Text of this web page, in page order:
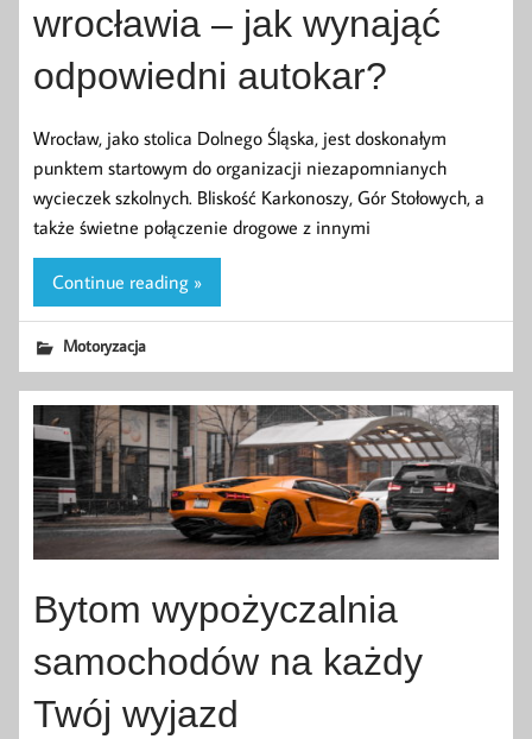
wrocławia – jak wynająć
odpowiedni autokar?
Wrocław, jako stolica Dolnego Śląska, jest doskonałym
punktem startowym do organizacji niezapomnianych
wycieczek szkolnych. Bliskość Karkonoszy, Gór Stołowych, a
także świetne połączenie drogowe z innymi
Continue reading »
Motoryzacja
Bytom wypożyczalnia
samochodów na każdy
Twój wyjazd